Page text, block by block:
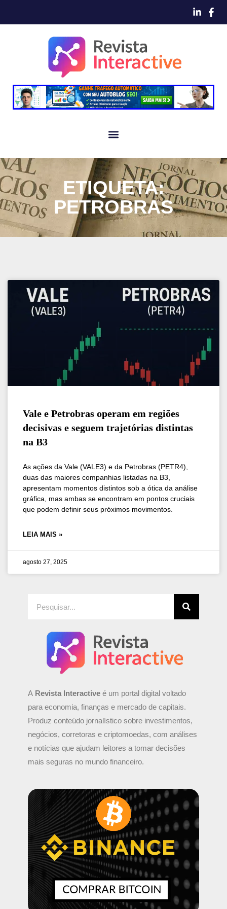
ETIQUETA:
PETROBRAS
Vale e Petrobras operam em regiões
decisivas e seguem trajetórias distintas
na B3
As ações da Vale (VALE3) e da Petrobras (PETR4),
duas das maiores companhias listadas na B3,
apresentam momentos distintos sob a ótica da análise
gráfica, mas ambas se encontram em pontos cruciais
que podem definir seus próximos movimentos.
LEIA MAIS »
agosto 27, 2025
A Revista Interactive é um portal digital voltado
para economia, finanças e mercado de capitais.
Produz conteúdo jornalístico sobre investimentos,
negócios, corretoras e criptomoedas, com análises
e notícias que ajudam leitores a tomar decisões
mais seguras no mundo financeiro.